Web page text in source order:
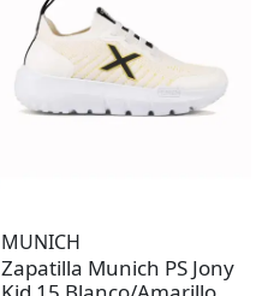
MUNICH
Zapatilla Munich PS Jony